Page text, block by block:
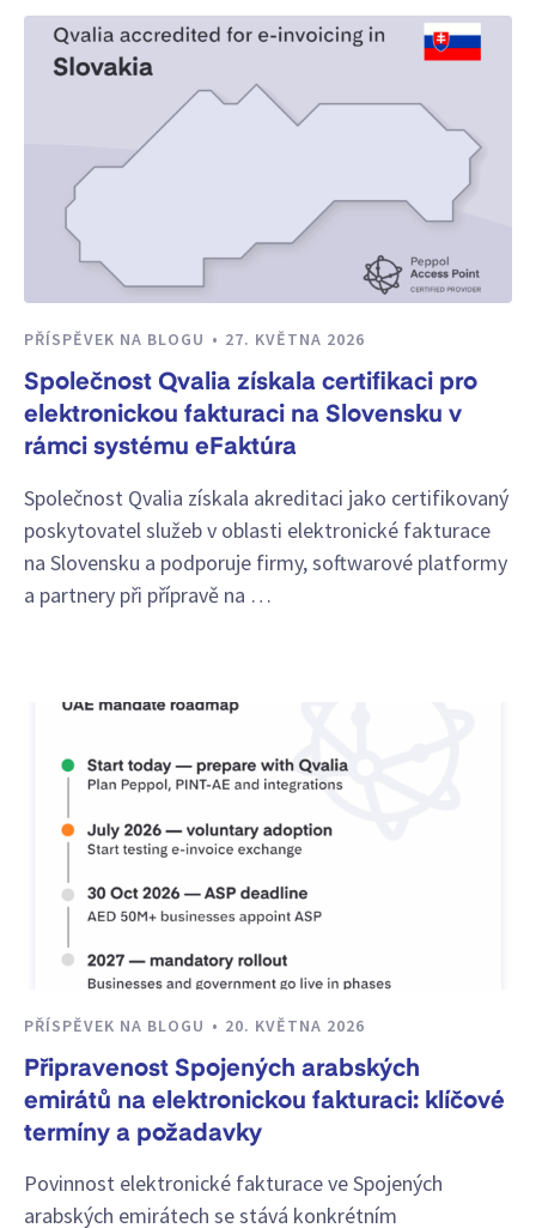
PŘÍSPĚVEK NA BLOGU 27. KVĚTNA 2026
Společnost Qvalia získala certifikaci pro
elektronickou fakturaci na Slovensku v
rámci systému eFaktúra
Společnost Qvalia získala akreditaci jako certifikovaný
poskytovatel služeb v oblasti elektronické fakturace
na Slovensku a podporuje firmy, softwarové platformy
a partnery při přípravě na …
PŘÍSPĚVEK NA BLOGU 20. KVĚTNA 2026
Připravenost Spojených arabských
emirátů na elektronickou fakturaci: klíčové
termíny a požadavky
Povinnost elektronické fakturace ve Spojených
arabských emirátech se stává konkrétním